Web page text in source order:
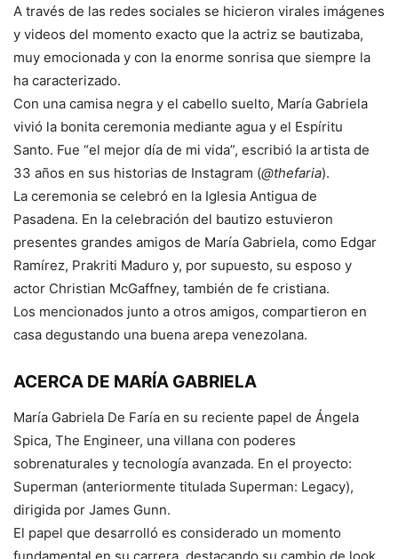
A través de las redes sociales se hicieron virales imágenes
y videos del momento exacto que la actriz se bautizaba,
muy emocionada y con la enorme sonrisa que siempre la
ha caracterizado.
Con una camisa negra y el cabello suelto, María Gabriela
vivió la bonita ceremonia mediante agua y el Espíritu
Santo. Fue “el mejor día de mi vida”, escribió la artista de
33 años en sus historias de Instagram (@thefaria).
La ceremonia se celebró en la Iglesia Antigua de
Pasadena. En la celebración del bautizo estuvieron
presentes grandes amigos de María Gabriela, como Edgar
Ramírez, Prakriti Maduro y, por supuesto, su esposo y
actor Christian McGaffney, también de fe cristiana.
Los mencionados junto a otros amigos, compartieron en
casa degustando una buena arepa venezolana.
ACERCA DE MARÍA GABRIELA
María Gabriela De Faría en su reciente papel de Ángela
Spica, The Engineer, una villana con poderes
sobrenaturales y tecnología avanzada. En el proyecto:
Superman (anteriormente titulada Superman: Legacy),
dirigida por James Gunn.
El papel que desarrolló es considerado un momento